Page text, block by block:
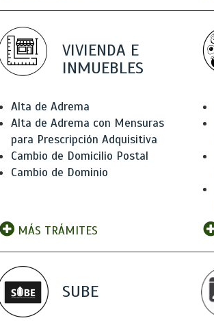
VIVIENDA E
INMUEBLES
Alta de Adrema
Alta de Adrema con Mensuras
para Prescripción Adquisitiva
Cambio de Domicilio Postal
Cambio de Dominio
MÁS TRÁMITES
SUBE